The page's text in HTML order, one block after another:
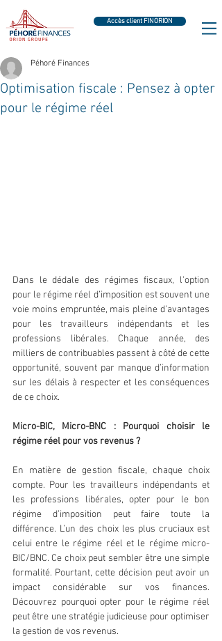
Accès client FINORION
Optimisation fiscale : Pensez à opter
pour le régime réel
Péhoré Finances
Dans le dédale des régimes fiscaux, l'option
pour le régime réel d’imposition est souvent une
voie moins empruntée, mais pleine d’avantages
pour les travailleurs indépendants et les
professions libérales. Chaque année, des
milliers de contribuables passent à côté de cette
opportunité, souvent par manque d’information
sur les délais à respecter et les conséquences
de ce choix.
Micro-BIC, Micro-BNC : Pourquoi choisir le
régime réel pour vos revenus ?
En matière de gestion fiscale, chaque choix
compte. Pour les travailleurs indépendants et
les professions libérales, opter pour le bon
régime d’imposition peut faire toute la
différence. L’un des choix les plus cruciaux est
celui entre le régime réel et le régime micro-
BIC/BNC. Ce choix peut sembler être une simple
formalité. Pourtant, cette décision peut avoir un
impact considérable sur vos finances.
Découvrez pourquoi opter pour le régime réel
peut être une stratégie judicieuse pour optimiser
la gestion de vos revenus.